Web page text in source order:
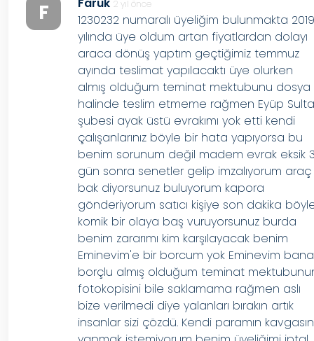
F 2 yıl önce
1230232 numaralı üyeliğim bulunmakta
yılında üye oldum artan fiyatlardan dolayı
araca dönüş yaptım geçtiğimiz temmuz
ayında teslimat yapılacaktı üye olurken
almış olduğum teminat mektubunu dosya
halinde teslim etmeme rağmen Eyüp
şubesi ayak üstü evrakımı yok etti kendi
çalışanlarınız böyle bir hata yapıyorsa bu
benim sorunum değil madem evrak eksik
gün sonra senetler gelip imzalıyorum araç
bak diyorsunuz buluyorum kapora
gönderiyorum satıcı kişiye son dakika
komik bir olaya baş vuruyorsunuz burda
benim zararımı kim karşılayacak benim
Eminevim'e bir borcum yok Eminevim bana
borçlu almış olduğum teminat
fotokopisini bile saklamama rağmen aslı
bize verilmedi diye yalanları bırakın artık
insanlar sizi çözdü. Kendi paramın